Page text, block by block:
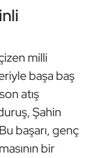
milli
başa baş
atış
Şahin
başarı, genç
bir